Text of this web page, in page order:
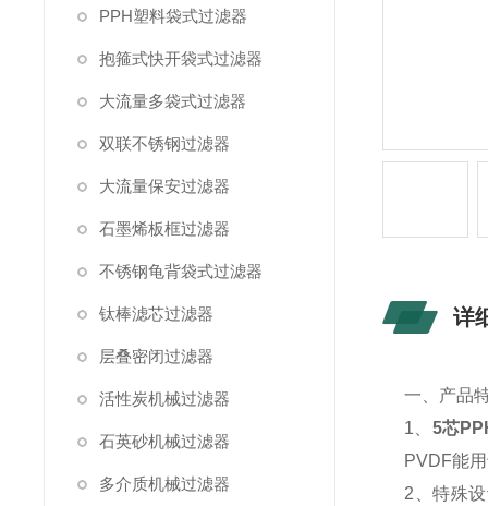
PPH塑料袋式过滤器
抱箍式快开袋式过滤器
大流量多袋式过滤器
双联不锈钢过滤器
大流量保安过滤器
石墨烯板框过滤器
不锈钢龟背袋式过滤器
钛棒滤芯过滤器
层叠密闭过滤器
活性炭机械过滤器
石英砂机械过滤器
多介质机械过滤器
详
一、产品
1、 5芯
PVDF能
2、特殊